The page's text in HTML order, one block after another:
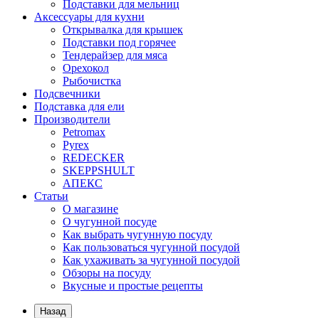
Подставки для мельниц
Аксессуары для кухни
Открывалка для крышек
Подставки под горячее
Тендерайзер для мяса
Орехокол
Рыбочистка
Подсвечники
Подставка для ели
Производители
Petromax
Pyrex
REDECKER
SKEPPSHULT
АПЕКС
Статьи
О магазине
О чугунной посуде
Как выбрать чугунную посуду
Как пользоваться чугунной посудой
Как ухаживать за чугунной посудой
Обзоры на посуду
Вкусные и простые рецепты
Назад